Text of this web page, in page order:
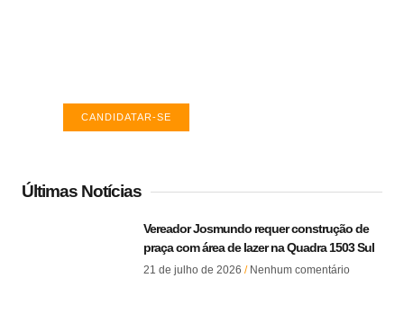
CANDIDATAR-SE
Últimas Notícias
Vereador Josmundo requer construção de
praça com área de lazer na Quadra 1503 Sul
21 de julho de 2026 Nenhum comentário